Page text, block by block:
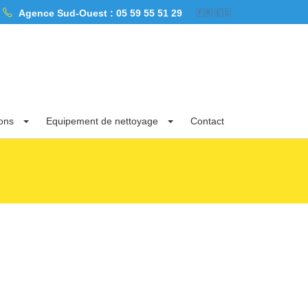
« Sud-Ouest » dans les Pyrénées Atlantiques, les Landes et la Gironde.
Agence Sud-Ouest : 05 59 55 51 29 🇫🇷 🇪🇸
Equipement de nettoyage Contact